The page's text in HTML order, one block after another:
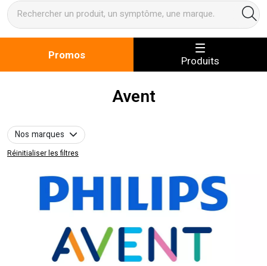
Promos Produits
Avent
Nos marques
Réinitialiser les filtres